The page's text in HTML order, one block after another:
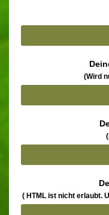
(Wird
( HTML ist nicht erlaubt.